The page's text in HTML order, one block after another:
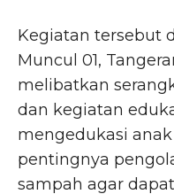
Kegiatan tersebut
Muncul 01,
melibatkan
dan kegiatan
mengedukasi
pentingnya
sampah agar